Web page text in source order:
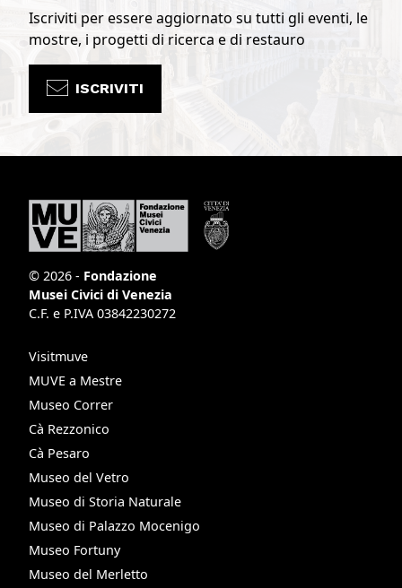
Iscriviti per essere aggiornato su tutti gli eventi, le
mostre, i progetti di ricerca e di restauro
ISCRIVITI
© 2026 - Fondazione
Musei Civici di Venezia
C.F. e P.IVA 03842230272
Visitmuve
MUVE a Mestre
Museo Correr
Cà Rezzonico
Cà Pesaro
Museo del Vetro
Museo di Storia Naturale
Museo di Palazzo Mocenigo
Museo Fortuny
Museo del Merletto